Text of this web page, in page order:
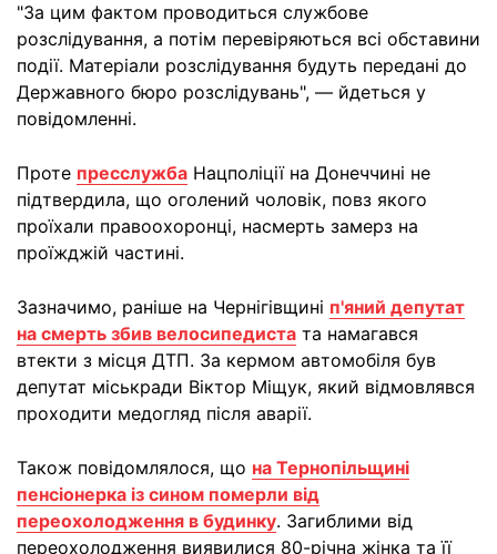
"За цим фактом проводиться службове
розслідування, а потім перевіряються всі обставини
події. Матеріали розслідування будуть передані до
Державного бюро розслідувань", — йдеться у
повідомленні.
Проте пресслужба Нацполіції на Донеччині не
підтвердила, що оголений чоловік, повз якого
проїхали правоохоронці, насмерть замерз на
проїжджій частині.
Зазначимо, раніше на Чернігівщині п'яний депутат
на смерть збив велосипедиста та намагався
втекти з місця ДТП. За кермом автомобіля був
депутат міськради Віктор Міщук, який відмовлявся
проходити медогляд після аварії.
Також повідомлялося, що на Тернопільщині
пенсіонерка із сином померли від
переохолодження в будинку. Загиблими від
переохолодження виявилися 80-річна жінка та її